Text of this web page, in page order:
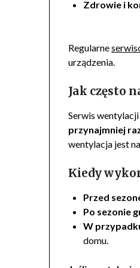
Zdrowie i
Regularne
urządzenia.
Jak często
Serwis
przynajmniej
wentylacja jest
Kiedy
Przed
Po sezonie
W
domu.